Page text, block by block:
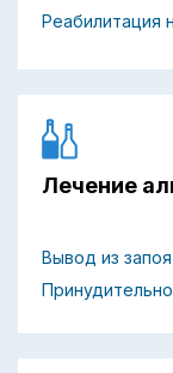
Реабилитация
Лечение
Вывод из запоя
Принудительно